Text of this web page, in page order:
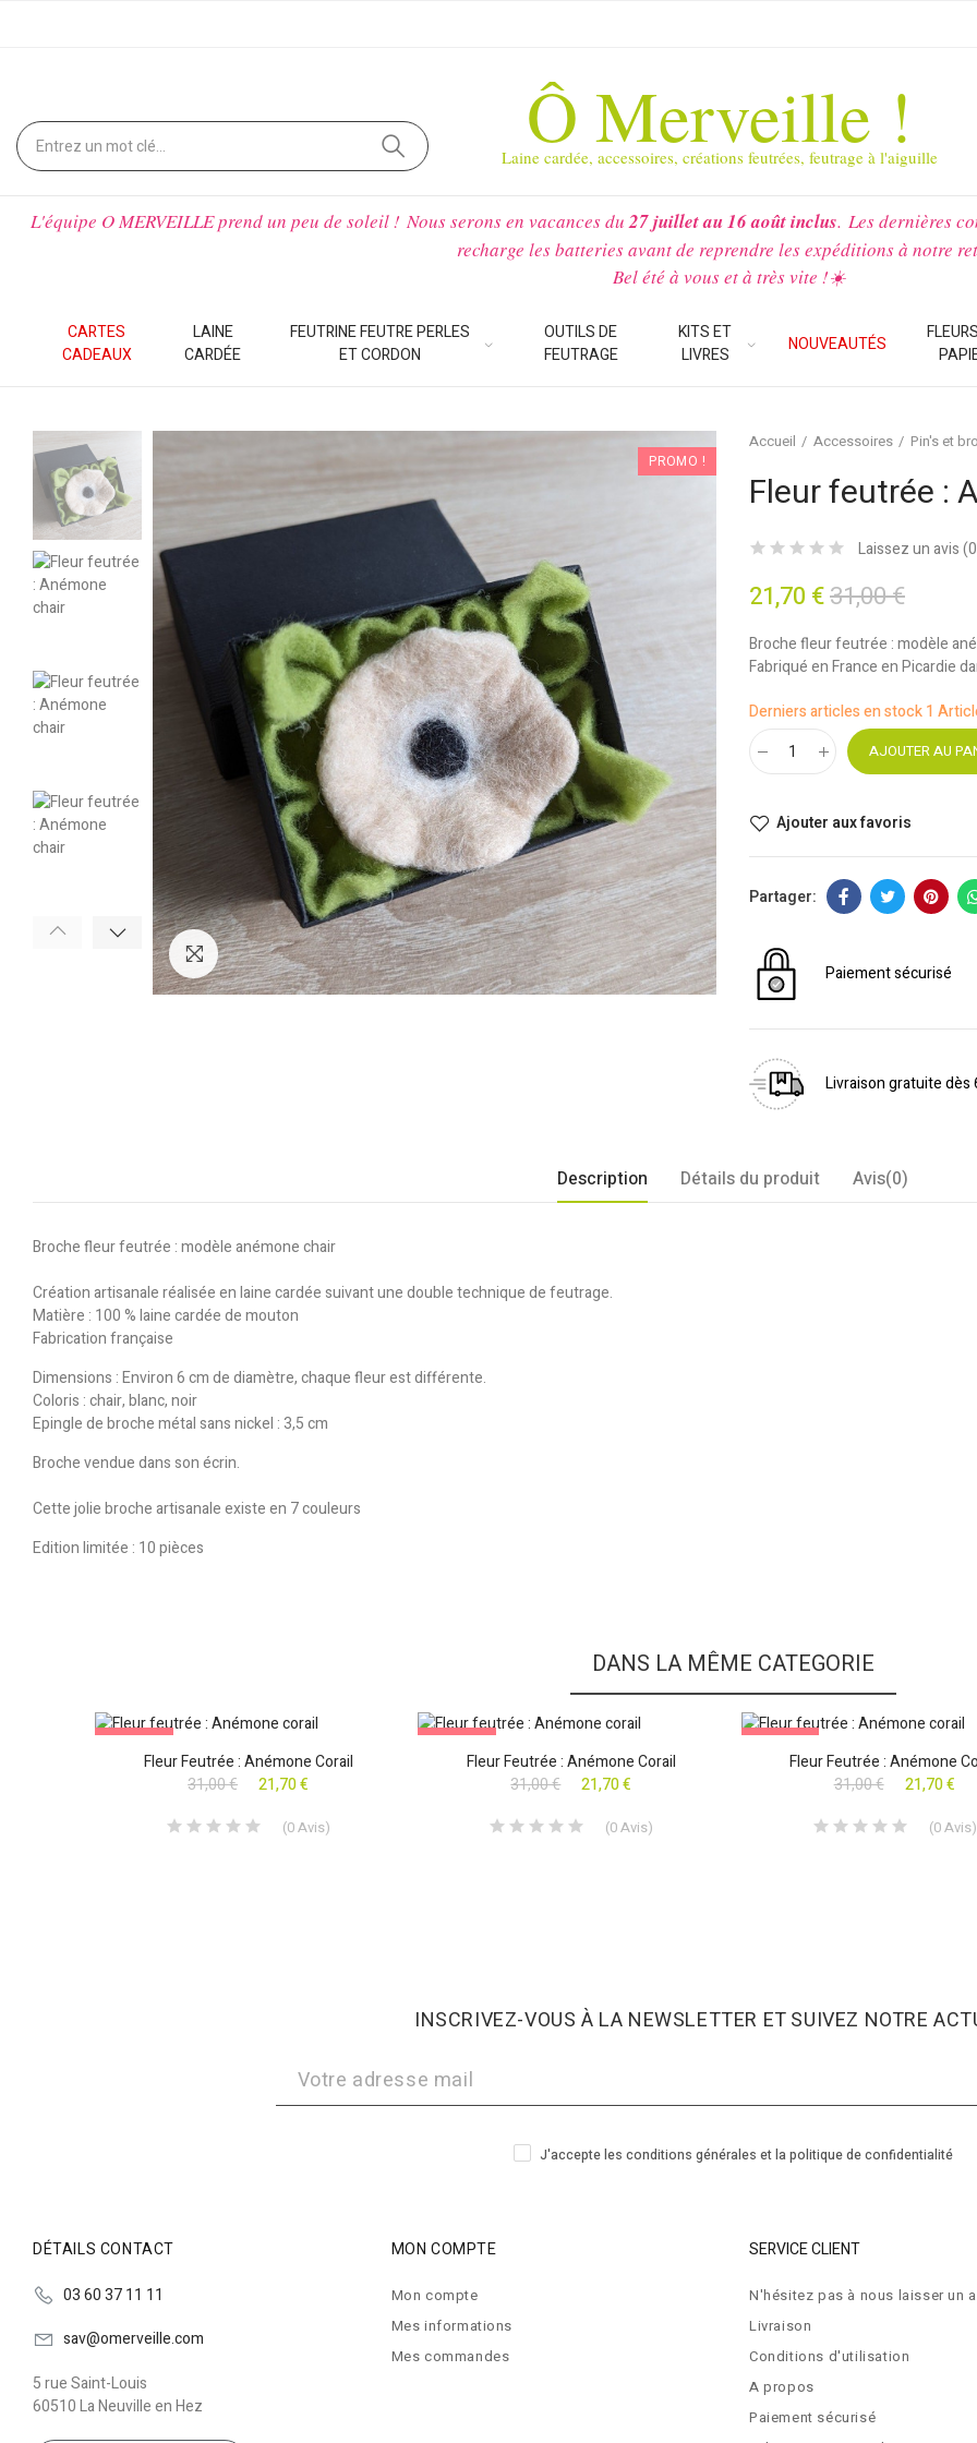
Ô Merveille !
Laine cardée, accessoires, créations feutrées, feutrage à l'aiguille
L'équipe O MERVEILLE prend un peu de soleil ! Nous serons en vacances du27 juillet au 16 août inclus. Les dernières
recharge les batteries avant de reprendre les expéditions à notre
Bel été à vous et à très vite !☀️
CARTES
CADEAUX
LAINE
CARDÉE
FEUTRINE FEUTRE PERLES
ET CORDON
OUTILS DE
FEUTRAGE
KITS ET
LIVRES
NOUVEAUTÉS
PROMO !
Cliquez pour agrandir
Accueil Accessoires Pin's et
Fleur feutrée :
Laissez un avis (0
21,70 €31,00 €
Broche fleur feutrée : modèle
Fabriqué en France en Picardie
Derniers articles en stock1
AJOUTER AU
Ajouter aux favoris
Paiement sécurisé
Livraison gratuite dès
Description Détails du produit Avis(0)
Broche fleur feutrée : modèle anémone chair
Création artisanale réalisée en laine cardée suivant une double technique de feutrage.
Matière : 100 % laine cardée de mouton
Fabrication française
Dimensions : Environ 6 cm de diamètre, chaque fleur est différente.
Coloris : chair, blanc, noir
Epingle de broche métal sans nickel : 3,5 cm
Broche vendue dans son écrin.
Cette jolie broche artisanale existe en 7 couleurs
Edition limitée : 10 pièces
DANS LA MÊME CATEGORIE
PROMO !
Fleur Feutrée : Anémone Corail
31,00 €
21,70 €
(0Avis)
PROMO !
Fleur Feutrée : Anémone Corail
31,00 €
21,70 €
(0Avis)
PROMO !
Fleur Feutrée : Anémone
31,00 €
21,70 €
(0Avis)
INSCRIVEZ-VOUS À LA NEWSLETTER ET SUIVEZ NOTRE
J'accepte les conditions générales et la politique de confidentialité
DÉTAILS CONTACT
03 60 37 11 11
sav@omerveille.com
5 rue Saint-Louis
60510 La Neuville en Hez
MON COMPTE
Mon compte
Mes informations
Mes commandes
SERVICE CLIENT
N'hésitez pas à nous laisser un
Livraison
Conditions d'utilisation
A propos
Paiement sécurisé